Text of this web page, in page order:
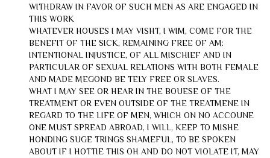
WITHDRAW IN FAVOR OF SUCH MEN AS ARE ENGAGED IN
THIS WORK
WHATEVER HOUSES I MAY VISHT, I WIM, COME FOR THE
BENEFIT OF THE SICK, REMAINING FREE OF AM:
INTENTIONAL INJUSTICE, OF ALL MISCHIEF AND IN
PARTICULAR OF SEXUAL RELATIONS WITH BOTH FEMALE
AND MADE MEGOND BE TELY FREE OR SLAVES.
WHAT I MAY SEE OR HEAR IN THE BOUESE OF THE
TREATMENT OR EVEN OUTSIDE OF THE TREATMENE IN
REGARD TO THE LIFE OF MEN, WHICH ON NO ACCOUNE
ONE MUST SPREAD ABROAD, I WILL, KEEP TO MISHE
HONDING SUGE TRINGS SHAMEFUL, TO BE SPOKEN
ABOUT IF I HOTTIE THIS OH AND DO NOT VIOLATE IT, MAY